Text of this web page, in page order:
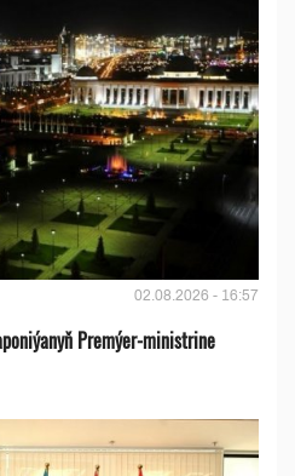
02.08.2026 - 16:57
Premýer-ministrine